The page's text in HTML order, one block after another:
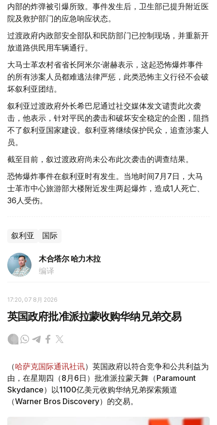
内部的炸弹被引爆所致。事件发生后，卫生部已提升附近医
院及救护部门的应急响应状态。
过渡政府内政部安全部队和民防部门已控制现场，并重新开
放道路供民用车辆通行。
大马士革农村省省长阿米尔·谢赫表示，这起恐怖爆炸事件
的所有涉案人员都难逃法律严惩，此类恐怖主义行径不会破
坏叙利亚团结。
叙利亚过渡政府外长希巴尼通过社交媒体发文谴责此次袭
击，他表示，针对平民的袭击和破坏安全稳定的企图，阻挡
不了叙利亚国家建设。叙利亚将继续保护民众，追查涉案人
员。
截至目前，叙过渡政府尚未公布此次袭击的调查结果。
恐怖爆炸事件在叙利亚时有发生。当地时间7月7日，大马
士革市中心旅游部大楼附近发生两起爆炸，造成1人死亡、
36人受伤。
叙利亚 国际
木合塔尔 哈力木拉
编译
17:20, 07 8月 2026
英国政府批准派拉蒙收购华纳兄弟交易
（哈萨克国际通讯社讯）英国政府以符合竞争和公共利益为
由，在星期四（8月6日）批准派拉蒙天舞（Paramount
Skydance）以1100亿美元收购华纳兄弟探索频道
（Warner Bros Discovery）的交易。